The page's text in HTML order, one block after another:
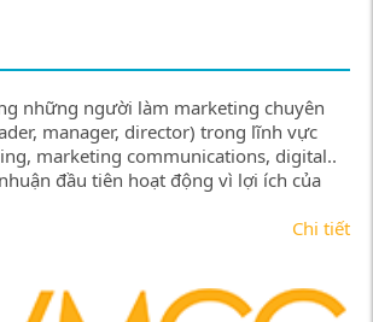
những người làm marketing chuyên
manager, director) trong lĩnh vực
marketing communications, digital..
đầu tiên hoạt động vì lợi ích của
Chi tiết